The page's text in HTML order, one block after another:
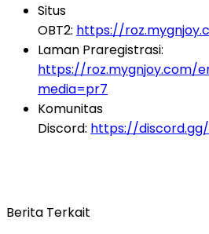
Situs
OBT2: https://
Laman Praregistrasi:
https://roz.mygnjoy.com/
media=pr7
Komunitas
Discord: https://discord.gg/
Berita Terkait